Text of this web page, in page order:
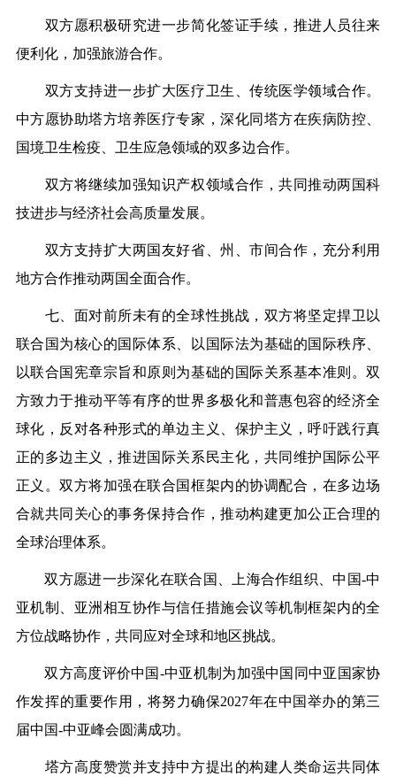
双方愿积极研究进一步简化签证手续，推进人员往来
便利化，加强旅游合作。
双方支持进一步扩大医疗卫生、传统医学领域合作。
中方愿协助塔方培养医疗专家，深化同塔方在疾病防控、
国境卫生检疫、卫生应急领域的双多边合作。
双方将继续加强知识产权领域合作，共同推动两国科
技进步与经济社会高质量发展。
双方支持扩大两国友好省、州、市间合作，充分利用
地方合作推动两国全面合作。
七、面对前所未有的全球性挑战，双方将坚定捍卫以
联合国为核心的国际体系、以国际法为基础的国际秩序、
以联合国宪章宗旨和原则为基础的国际关系基本准则。双
方致力于推动平等有序的世界多极化和普惠包容的经济全
球化，反对各种形式的单边主义、保护主义，呼吁践行真
正的多边主义，推进国际关系民主化，共同维护国际公平
正义。双方将加强在联合国框架内的协调配合，在多边场
合就共同关心的事务保持合作，推动构建更加公正合理的
全球治理体系。
双方愿进一步深化在联合国、上海合作组织、中国-中
亚机制、亚洲相互协作与信任措施会议等机制框架内的全
方位战略协作，共同应对全球和地区挑战。
双方高度评价中国-中亚机制为加强中国同中亚国家协
作发挥的重要作用，将努力确保2027年在中国举办的第三
届中国-中亚峰会圆满成功。
塔方高度赞赏并支持中方提出的构建人类命运共同体